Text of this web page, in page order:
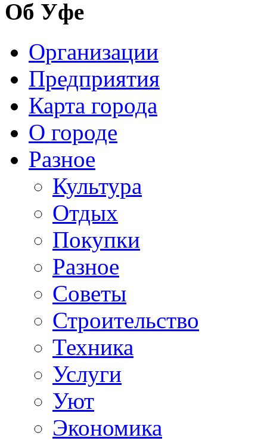
Об Уфе
Организации
Предприятия
Карта города
О городе
Разное
Культура
Отдых
Покупки
Разное
Советы
Строительство
Техника
Услуги
Уют
Экономика